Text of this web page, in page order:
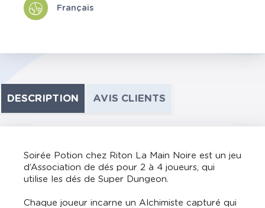
Français
DESCRIPTION AVIS CLIENTS
Soirée Potion chez Riton La Main Noire est un jeu
d’Association de dés pour 2 à 4 joueurs, qui
utilise les dés de Super Dungeon.
Chaque joueur incarne un Alchimiste capturé qui